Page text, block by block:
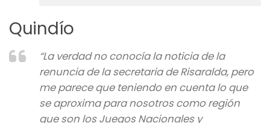
Quindío
“La verdad no conocía la noticia de la
renuncia de la secretaria de Risaralda, pero
me parece que teniendo en cuenta lo que
se aproxima para nosotros como región
que son los Juegos Nacionales y